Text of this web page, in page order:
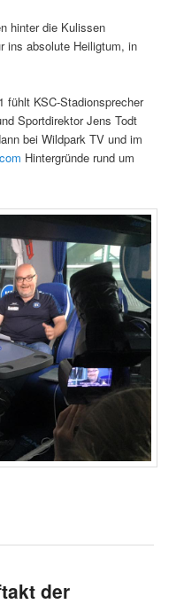
hinter die Kulissen
ins absolute Heiligtum, in
fühlt KSC-Stadionsprecher
Sportdirektor Jens Todt
bei Wildpark TV und im
Hintergründe rund um
der